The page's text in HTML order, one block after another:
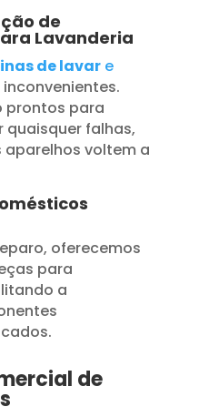
de
Lavanderia
de lavare
prontos para
quaisquer falhas,
aparelhos voltem a
oferecemos
para
a
de